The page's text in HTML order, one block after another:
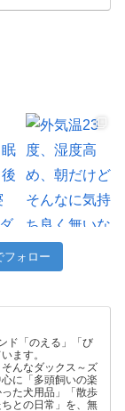
フォロー
ド「のえる」「び
ます。
んなダックス～ズ
に「多頭飼いの楽
た犬用品」「散歩
との日常」を、無